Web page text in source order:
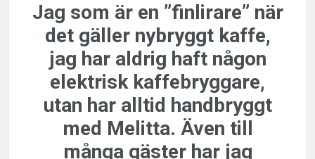
Jag som är en ”finlirare” när
det gäller nybryggt kaffe,
jag har aldrig haft någon
elektrisk kaffebryggare,
utan har alltid handbryggt
med Melitta. Även till
många gäster har jag